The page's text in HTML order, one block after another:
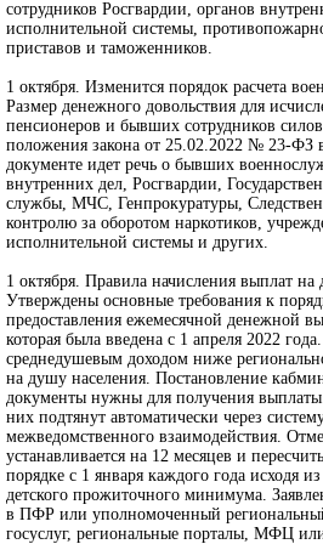
сотрудников Росгвардии, органов
исполнительной системы,
приставов и таможенников.
1 октября. Изменится порядок расчета
Размер денежного довольствия для
пенсионеров и бывших сотрудников
положения закона от 25.02.2022 № 23-ФЗ
документе идет речь о бывших
внутренних дел, Росгвардии,
службы, МЧС, Генпрокуратуры,
контролю за оборотом наркотиков,
исполнительной системы и других.
1 октября. Правила начисления выплат на
Утверждены основные требования к
предоставления ежемесячной денежной
которая была введена с 1 апреля 2022
среднедушевым доходом ниже
на душу населения. Постановление
документы нужны для получения
них подтянут автоматически через
межведомственного взаимодействия.
устанавливается на 12 месяцев и
порядке с 1 января каждого года исходя
детского прожиточного минимума.
в ПФР или уполномоченный
госуслуг, региональные порталы, МФЦ